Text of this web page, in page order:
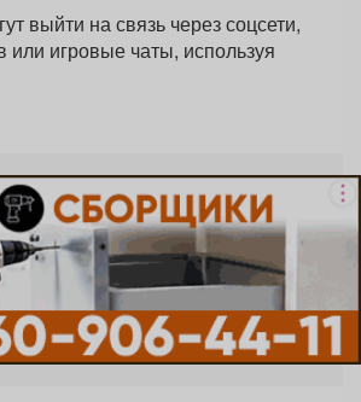
выйти на связь через соцсети,
или игровые чаты, используя